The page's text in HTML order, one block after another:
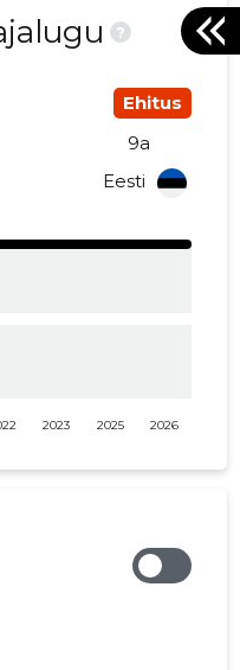
?
Ehitus
9a
Eesti
2023 2025 2026